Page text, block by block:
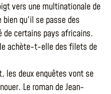
vers une multinationale de
qu'il se passe des
de certains pays africains.
achète-t-elle des filets de
les deux enquêtes vont se
Le roman de Jean-